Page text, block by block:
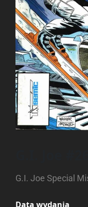
G.I. Joe Special
Data wydania